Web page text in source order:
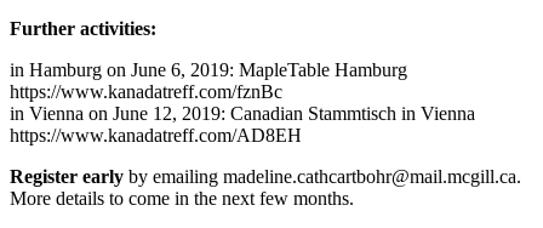
Further activities:
in Hamburg on June 6, 2019: MapleTable Hamburg
https://www.kanadatreff.com/fznBc
in Vienna on June 12, 2019: Canadian Stammtisch in Vienna
https://www.kanadatreff.com/AD8EH
Register early by emailing madeline.cathcartbohr@mail.mcgill.ca.
More details to come in the next few months.